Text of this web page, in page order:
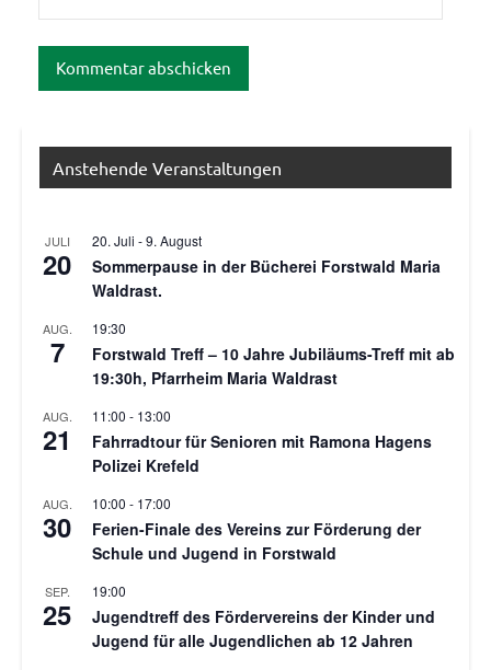
Anstehende Veranstaltungen
JULI
20
20. Juli -9. August
Sommerpause in der Bücherei Forstwald Maria
Waldrast.
AUG.
7
19:30
Forstwald Treff – 10 Jahre Jubiläums-Treff mit ab
19:30h, Pfarrheim Maria Waldrast
AUG.
21
11:00 - 13:00
Fahrradtour für Senioren mit Ramona Hagens
Polizei Krefeld
AUG.
30
10:00 - 17:00
Ferien-Finale des Vereins zur Förderung der
Schule und Jugend in Forstwald
SEP.
25
19:00
Jugendtreff des Fördervereins der Kinder und
Jugend für alle Jugendlichen ab 12 Jahren